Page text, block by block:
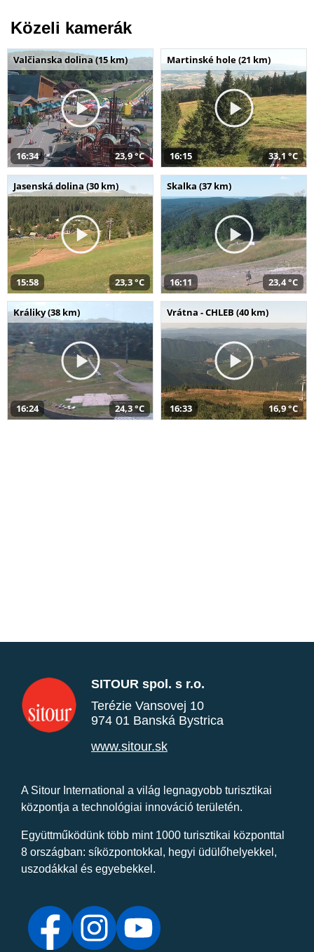
Közeli kamerák
Valčianska dolina (15 km)
16:34 23,9 °C
Martinské hole (21 km)
16:15 33,1 °C
Jasenská dolina (30 km)
15:58 23,3 °C
Skalka (37 km)
16:11 23,4 °C
Králiky (38 km)
16:24 24,3 °C
Vrátna - CHLEB (40 km)
16:33 16,9 °C
SITOUR spol. s r.o.
Terézie Vansovej 10
974 01 Banská Bystrica
www.sitour.sk
A Sitour International a világ legnagyobb turisztikai
központja a technológiai innováció területén.
Együttműködünk több mint 1000 turisztikai központtal
8 országban: síközpontokkal, hegyi üdülőhelyekkel,
uszodákkal és egyebekkel.